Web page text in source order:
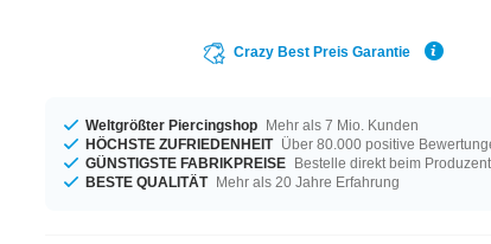
Crazy Best Preis Garantie
Weltgrößter Piercingshop Mehr als 7 Mio. Kunden
HÖCHSTE ZUFRIEDENHEIT Über 80.000 positive
GÜNSTIGSTE FABRIKPREISE Bestelle direkt beim
BESTE QUALITÄT Mehr als 20 Jahre Erfahrung